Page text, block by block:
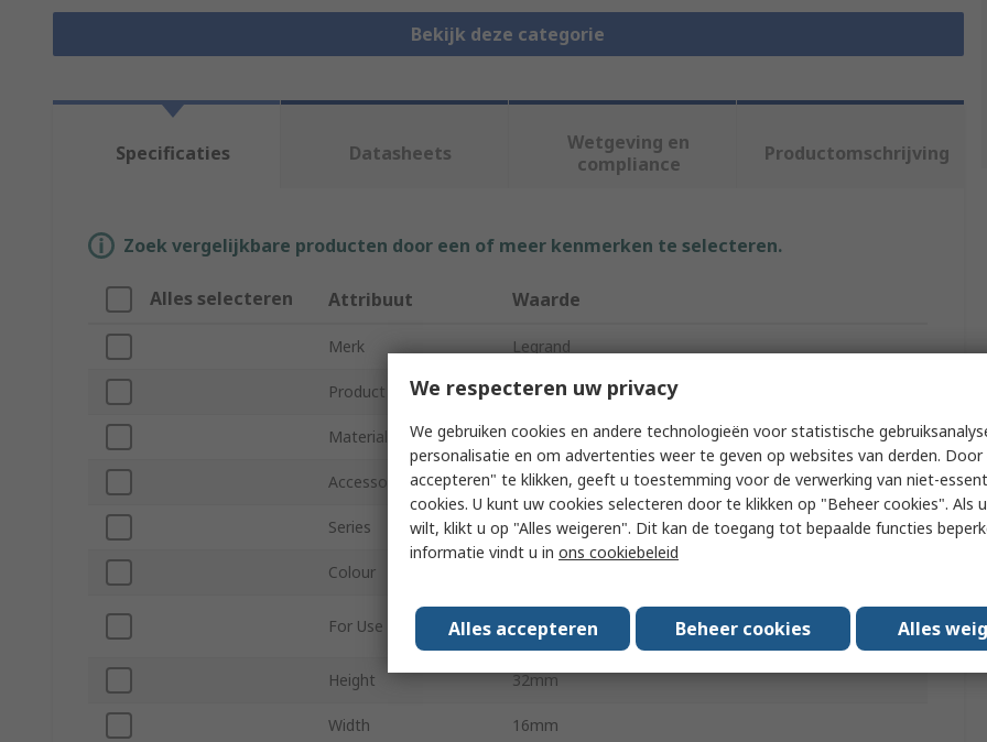
Bekijk deze categorie
Specificaties Datasheets
Wetgeving en
compliance
Productomschrijving
Zoek vergelijkbare producten door een of meer kenmerken te selecteren.
Alles selecteren Attribuut Waarde
Merk Legrand
Product Type Cable Trunking Accessory
Material Polyvinyl Chloride (Unplasticised)
Accessory Type Flanged Connector
Series Miniature PVC
Colour
For Use With
Legrand Lexic Support, ArteorTM Wiring Accessories,
Arte or TM Modules
Height 32mm
Width 16mm
We respecteren uw privacy
We gebruiken cookies en andere technologieën voor statistische
personalisatie en om advertenties weer te geven op websites van derden. Door
accepteren" te klikken, geeft u toestemming voor de verwerking van niet-
cookies. U kunt uw cookies selecteren door te klikken op "Beheer cookies". Als
wilt, klikt u op "Alles weigeren". Dit kan de toegang tot bepaalde functies
informatie vindt u in ons cookiebeleid
Alles accepteren Beheer cookies Alles